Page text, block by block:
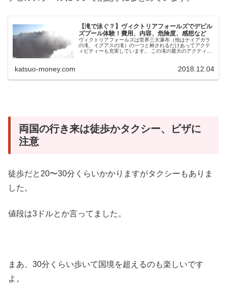
【滝で泳ぐ？】ヴィクトリアフォールズでデビル
ズプール体験！費用、内容、危険度、感想など
ヴィクトリアフォールズは世界三大瀑布（他はナイアガラ
の滝、イグアスの滝）の一つと称されるだけあってアクテ
ィビティーも充実しています。 この滝の最大のアクティビ
katsuo-money.com 2018.12.04
両国の行き来は徒歩かタクシー、ビザに
注意
徒歩だと20〜30分くらいかかりますがタクシーもありま
した。
値段は3ドルとか言ってました。
まあ、30分くらい歩いて国境を超えるのも楽しいです
よ。